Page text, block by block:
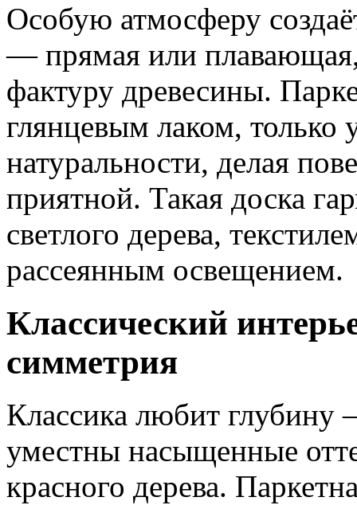
Особую атмосферу
— прямая или
фактуру древесины.
глянцевым лаком, только
натуральности, делая
приятной. Такая доска
светлого дерева,
рассеянным освещением.
Классический
симметрия
Классика любит глубину
уместны насыщенные
красного дерева.